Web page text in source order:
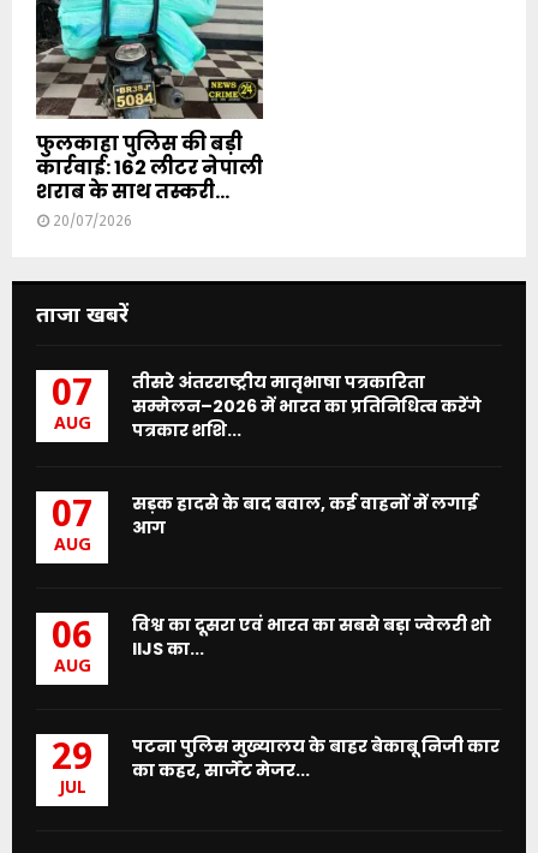
फुलकाहा पुलिस की बड़ी
कार्रवाई: 162 लीटर नेपाली
शराब के साथ तस्करी...
20/07/2026
ताजा खबरें
07
AUG
तीसरे अंतरराष्ट्रीय मातृभाषा पत्रकारिता
सम्मेलन–2026 में भारत का प्रतिनिधित्व करेंगे
पत्रकार शशि...
07
AUG
सड़क हादसे के बाद बवाल, कई वाहनों में लगाई
आग
06
AUG
विश्व का दूसरा एवं भारत का सबसे बड़ा ज्वेलरी शो
IIJS का...
29
JUL
पटना पुलिस मुख्यालय के बाहर बेकाबू निजी कार
का कहर, सार्जेंट मेजर...